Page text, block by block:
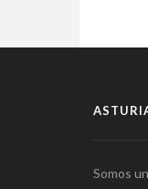
Somos